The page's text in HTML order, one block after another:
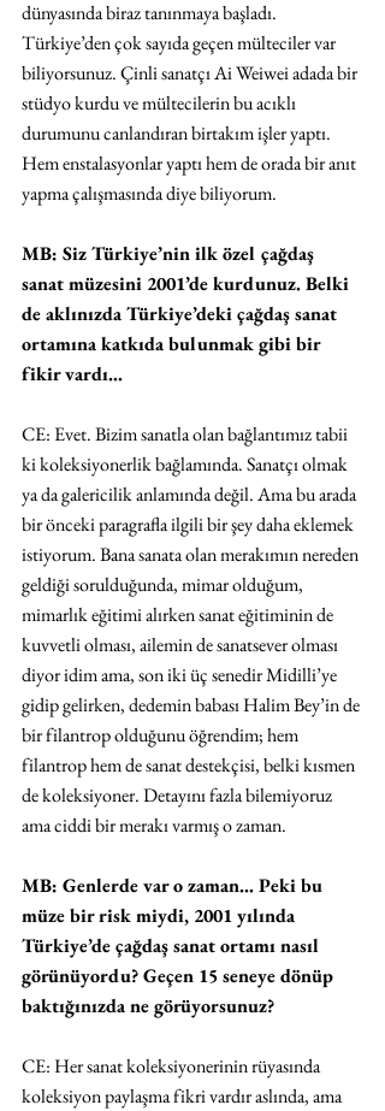
dünyasında biraz tanınmaya başladı.
Türkiye’den çok sayıda geçen mülteciler var
biliyorsunuz. Çinli sanatçı Ai Weiwei adada bir
stüdyo kurdu ve mültecilerin bu acıklı
durumunu canlandıran birtakım işler yaptı.
Hem enstalasyonlar yaptı hem de orada bir anıt
yapma çalışmasında diye biliyorum.
MB: Siz Türkiye’nin ilk özel çağdaş
sanat müzesini 2001’de kurdunuz. Belki
de aklınızda Türkiye’deki çağdaş sanat
ortamına katkıda bulunmak gibi bir
fikir vardı…
CE: Evet. Bizim sanatla olan bağlantımız tabii
ki koleksiyonerlik bağlamında. Sanatçı olmak
ya da galericilik anlamında değil. Ama bu arada
bir önceki paragrafla ilgili bir şey daha eklemek
istiyorum. Bana sanata olan merakımın nereden
geldiği sorulduğunda, mimar olduğum,
mimarlık eğitimi alırken sanat eğitiminin de
kuvvetli olması, ailemin de sanatsever olması
diyor idim ama, son iki üç senedir Midilli’ye
gidip gelirken, dedemin babası Halim Bey’in de
bir filantrop olduğunu öğrendim; hem
filantrop hem de sanat destekçisi, belki kısmen
de koleksiyoner. Detayını fazla bilemiyoruz
ama ciddi bir merakı varmış o zaman.
MB: Genlerde var o zaman… Peki bu
müze bir risk miydi, 2001 yılında
Türkiye’de çağdaş sanat ortamı nasıl
görünüyordu? Geçen 15 seneye dönüp
baktığınızda ne görüyorsunuz?
CE: Her sanat koleksiyonerinin rüyasında
koleksiyon paylaşma fikri vardır aslında, ama